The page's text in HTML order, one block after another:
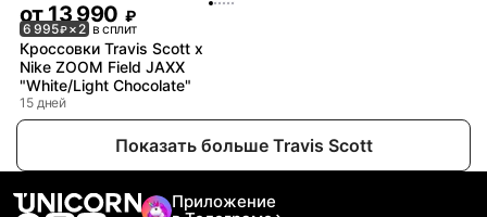
от13 990 ₽
6 995₽× 2 в сплит
Кроссовки Travis Scott x
Nike ZOOM Field JAXX
"White/Light Chocolate"
15 дней
Показать больше Travis Scott
Приложение